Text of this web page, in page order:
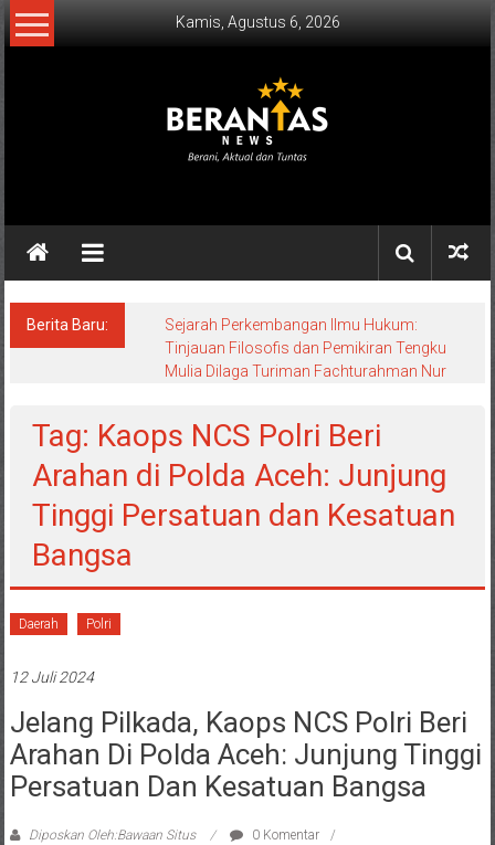
Lompat
ke
Kamis, Agustus 6, 2026
NEWS
Aktual
Tuntas.
Berita Baru:
Sejarah Perkembangan Ilmu Hukum:
Tinjauan Filosofis dan Pemikiran Tengku
Mulia Dilaga Turiman Fachturahman Nur
Tag: Kaops NCS Polri Beri
Arahan di Polda Aceh: Junjung
Tinggi Persatuan dan Kesatuan
Bangsa
Daerah Polri
12 Juli 2024
Jelang Pilkada, Kaops NCS Polri Beri
Arahan Di Polda Aceh: Junjung Tinggi
Persatuan Dan Kesatuan Bangsa
Diposkan Oleh:Bawaan Situs
0 Komentar